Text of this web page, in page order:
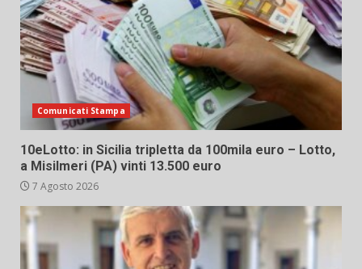
Comunicati Stampa
10eLotto: in Sicilia tripletta da 100mila euro – Lotto,
a Misilmeri (PA) vinti 13.500 euro
7 Agosto 2026